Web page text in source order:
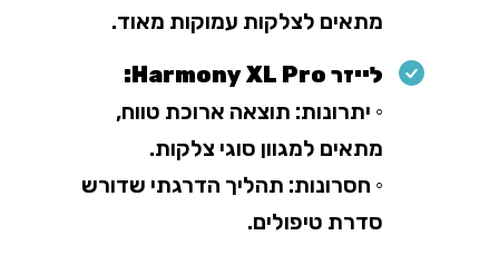
מתאים לצלקות עמוקות מאוד.
לייזר Harmony XL Pro:
◦ יתרונות: תוצאה ארוכת טווח,
מתאים למגוון סוגי צלקות.
◦ חסרונות: תהליך הדרגתי שדורש
סדרת טיפולים.